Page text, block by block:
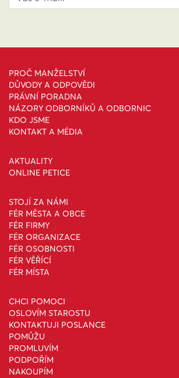
PROČ MANŽELSTVÍ
DŮVODY A ODPOVĚDI
PRÁVNÍ PORADNA
NÁZORY ODBORNÍKŮ A ODBORNIC
KDO JSME
KONTAKT A MÉDIA
AKTUALITY
ONLINE PETICE
STOJÍ ZA NÁMI
FÉR MĚSTA A OBCE
FÉR FIRMY
FÉR ORGANIZACE
FÉR OSOBNOSTI
FÉR VĚŘÍCÍ
FÉR MÍSTA
CHCI POMOCI
OSLOVÍM STAROSTU
KONTAKTUJI POSLANCE
POMŮŽU
PROMLUVÍM
PODPOŘÍM
NAKOUPÍM